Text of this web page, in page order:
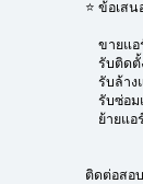
⭐ ข้อเส
ขายแอ
รับติดตั้
รับล้าง
รับซ่อม
ย้ายแอ
ติดต่อสอ